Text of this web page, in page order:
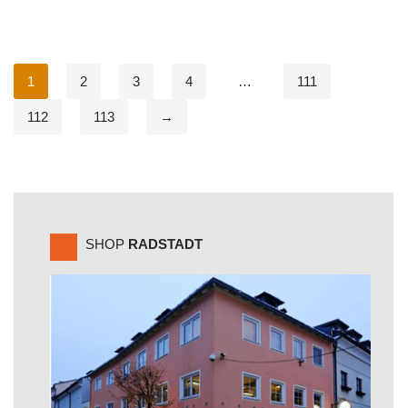
1 2 3 4 … 111
112 113 →
SHOP RADSTADT